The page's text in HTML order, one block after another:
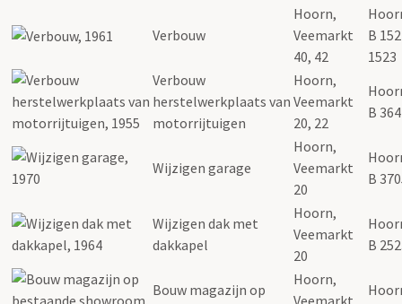
Verbouw
Hoorn,
Veemarkt
40, 42
B
1523
Verbouw
herstelwerkplaats van
motorrijtuigen
Hoorn,
Veemarkt
20, 22
B
Wijzigen garage
Hoorn,
Veemarkt
20
B
Wijzigen dak met
dakkapel
Hoorn,
Veemarkt
20
B
Bouw magazijn op
Hoorn,
Veemarkt